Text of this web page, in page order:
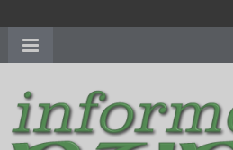
richardmillereplica
women.patekphilippe.tofor sale in
dining room table ceremony.
shop. best youngsexdoll.com